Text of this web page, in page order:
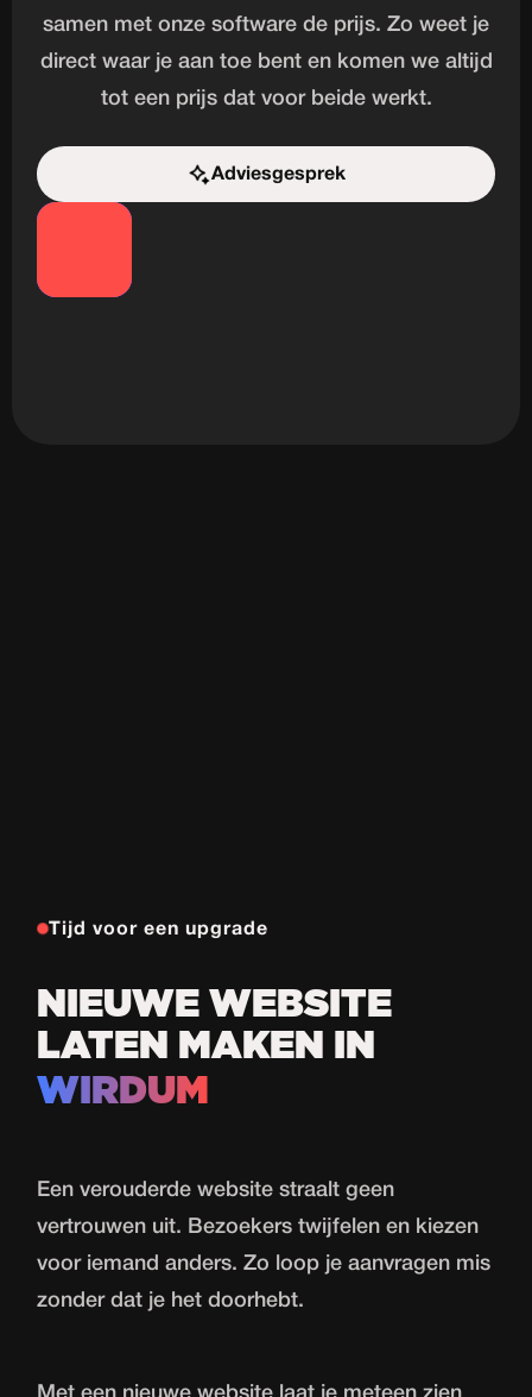
samen met onze software de prijs. Zo weet je
direct waar je aan toe bent en komen we altijd
tot een prijs dat voor beide werkt.
Adviesgesprek
Start de uitdaging
Tijd voor een upgrade
NIEUWE WEBSITE
LATEN MAKEN IN
WIRDUM
Een verouderde website straalt geen
vertrouwen uit. Bezoekers twijfelen en kiezen
voor iemand anders. Zo loop je aanvragen mis
zonder dat je het doorhebt.